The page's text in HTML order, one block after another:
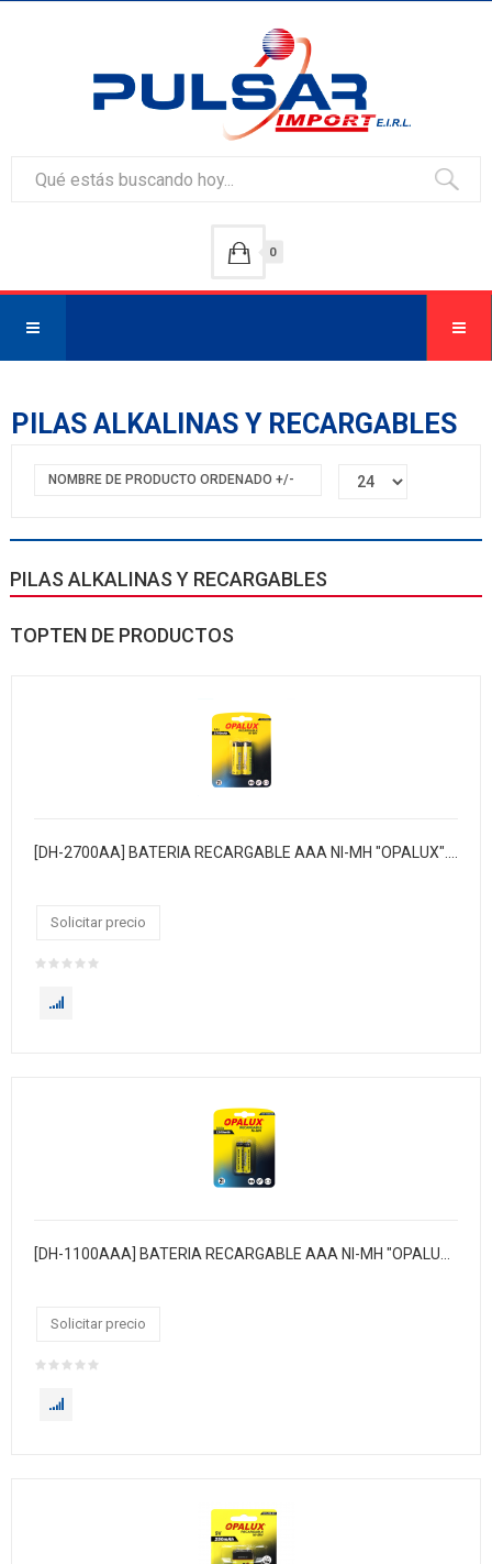
0
PILAS ALKALINAS Y RECARGABLES
NOMBRE DE PRODUCTO ORDENADO +/-
PILAS ALKALINAS Y RECARGABLES
TOPTEN DE PRODUCTOS
[DH-2700AA] BATERIA RECARGABLE AAA NI-MH "OPALUX". 2700 MAH 1.2V. BLISTER X 2 / 12 BLISTER X CAJA / MASTER X 192 BLISTER
Solicitar precio
[DH-1100AAA] BATERIA RECARGABLE AAA NI-MH "OPALUX" 1100 MAH 1.2V. BLISTER X 2 / 12 BLISTER X CAJA / MASTER X 240 BLISTER
Solicitar precio